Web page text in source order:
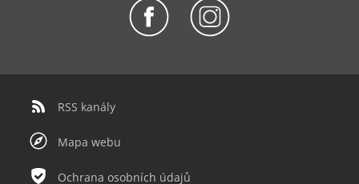
RSS kanály
Mapa webu
Ochrana osobních údajů